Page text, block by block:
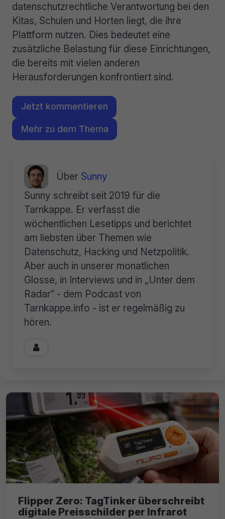
datenschutzrechtliche Verantwortung bei den
Kitas, Schulen und Horten liegt, die ihre
Plattform nutzen. Dies bedeutet eine
zusätzliche Belastung für diese Einrichtungen,
die bereits mit vielen anderen
Herausforderungen konfrontiert sind.
Jetzt kommentieren
Mehr zu dem Thema
Über Sunny
Sunny schreibt seit 2019 für die
Tarnkappe. Er verfasst die
wöchentlichen Lesetipps und berichtet
am liebsten über Themen wie
Datenschutz, Hacking und Netzpolitik.
Aber auch in unserer monatlichen
Glosse, in Interviews und in „Unter dem
Radar“ - dem Podcast von
Tarnkappe.info - ist er regelmäßig zu
hören.

Flipper Zero: TagTinker überschreibt
digitale Preisschilder per Infrarot